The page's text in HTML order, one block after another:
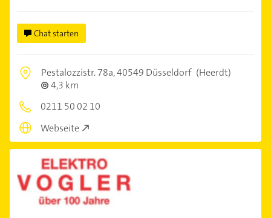
Chat starten
Pestalozzistr. 78a,40549 Düsseldorf (Heerdt)
4,3 km
0211 50 02 10
Webseite